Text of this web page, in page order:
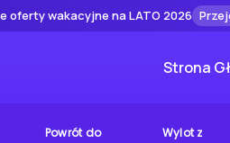
oferty wakacyjne na LATO 2026
Strona
Powrót do Wylot z